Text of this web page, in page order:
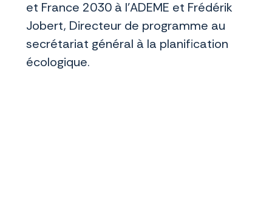
et France 2030 à l’ADEME et Frédérik
Jobert, Directeur de programme au
secrétariat général à la planification
écologique.